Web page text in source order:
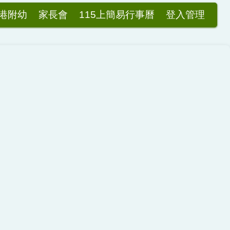
附幼 家長會 115上簡易行事曆 登入管理